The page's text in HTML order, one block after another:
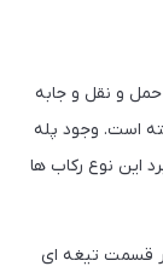
و نقل و جابه
است. وجود پله
این نوع رکاب ها
قسمت تیغه ای